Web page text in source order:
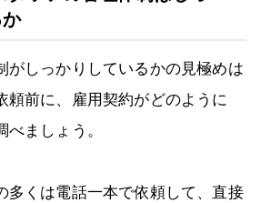
がしっかりしているかの見極めは
頼前に、雇用契約がどのように
ましょう。
多くは電話一本で依頼して、直接